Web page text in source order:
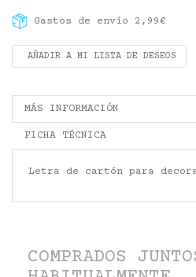
Gastos de envío 2,99€
AÑADIR A MI LISTA DE DESEOS
MÁS INFORMACIÓN
FICHA TÉCNICA
Letra de cartón para
COMPRADOS